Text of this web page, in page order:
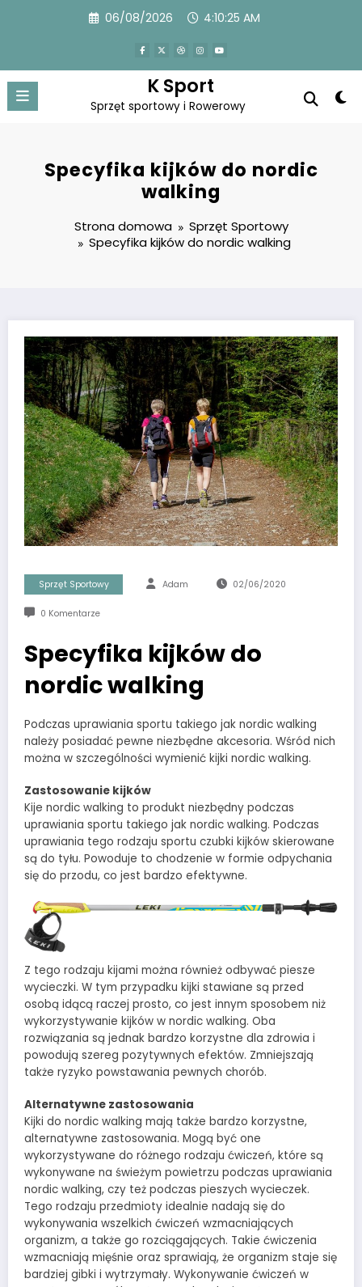
06/08/2026 4:10:26 AM
K Sport
Sprzęt sportowy i Rowerowy
Specyfika kijków do nordic
walking
Strona domowa
Sprzęt Sportowy
Specyfika kijków do nordic walking
Sprzęt Sportowy Adam 02/06/2020
0 Komentarze
Specyfika kijków do
nordic walking
Podczas uprawiania sportu takiego jak nordic walking
należy posiadać pewne niezbędne akcesoria. Wśród nich
można w szczególności wymienić kijki nordic walking.
Zastosowanie kijków
Kije nordic walking to produkt niezbędny podczas
uprawiania sportu takiego jak nordic walking. Podczas
uprawiania tego rodzaju sportu czubki kijków skierowane
są do tyłu. Powoduje to chodzenie w formie odpychania
się do przodu, co jest bardzo efektywne.
Z tego rodzaju kijami można również odbywać piesze
wycieczki. W tym przypadku kijki stawiane są przed
osobą idącą raczej prosto, co jest innym sposobem niż
wykorzystywanie kijków w nordic walking. Oba
rozwiązania są jednak bardzo korzystne dla zdrowia i
powodują szereg pozytywnych efektów. Zmniejszają
także ryzyko powstawania pewnych chorób.
Alternatywne zastosowania
Kijki do nordic walking mają także bardzo korzystne,
alternatywne zastosowania. Mogą być one
wykorzystywane do różnego rodzaju ćwiczeń, które są
wykonywane na świeżym powietrzu podczas uprawiania
nordic walking, czy też podczas pieszych wycieczek.
Tego rodzaju przedmioty idealnie nadają się do
wykonywania wszelkich ćwiczeń wzmacniających
organizm, a także go rozciągających. Takie ćwiczenia
wzmacniają mięśnie oraz sprawiają, że organizm staje się
bardziej gibki i wytrzymały. Wykonywanie ćwiczeń w